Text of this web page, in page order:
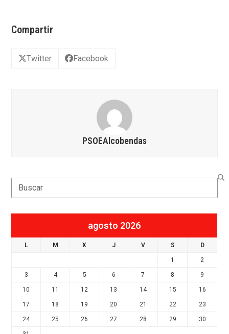
Compartir
Twitter Facebook
PSOEAlcobendas
Search
agosto 2026
L M X J V S D
1 2
3 4 5 6 7 8 9
10 11 12 13 14 15 16
17 18 19 20 21 22 23
24 25 26 27 28 29 30